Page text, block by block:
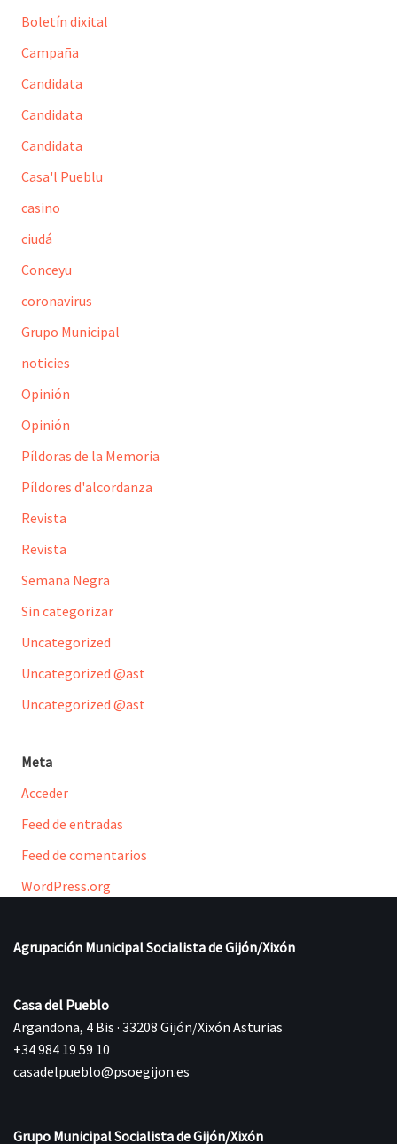
Boletín dixital
Campaña
Candidata
Candidata
Candidata
Casa'l Pueblu
casino
ciudá
Conceyu
coronavirus
Grupo Municipal
noticies
Opinión
Opinión
Píldoras de la Memoria
Píldores d'alcordanza
Revista
Revista
Semana Negra
Sin categorizar
Uncategorized
Uncategorized @ast
Uncategorized @ast
Meta
Acceder
Feed de entradas
Feed de comentarios
WordPress.org
Agrupación Municipal Socialista de Gijón/Xixón
Casa del Pueblo
Argandona, 4 Bis · 33208 Gijón/Xixón Asturias
+34 984 19 59 10
casadelpueblo@psoegijon.es
Grupo Municipal Socialista de Gijón/Xixón